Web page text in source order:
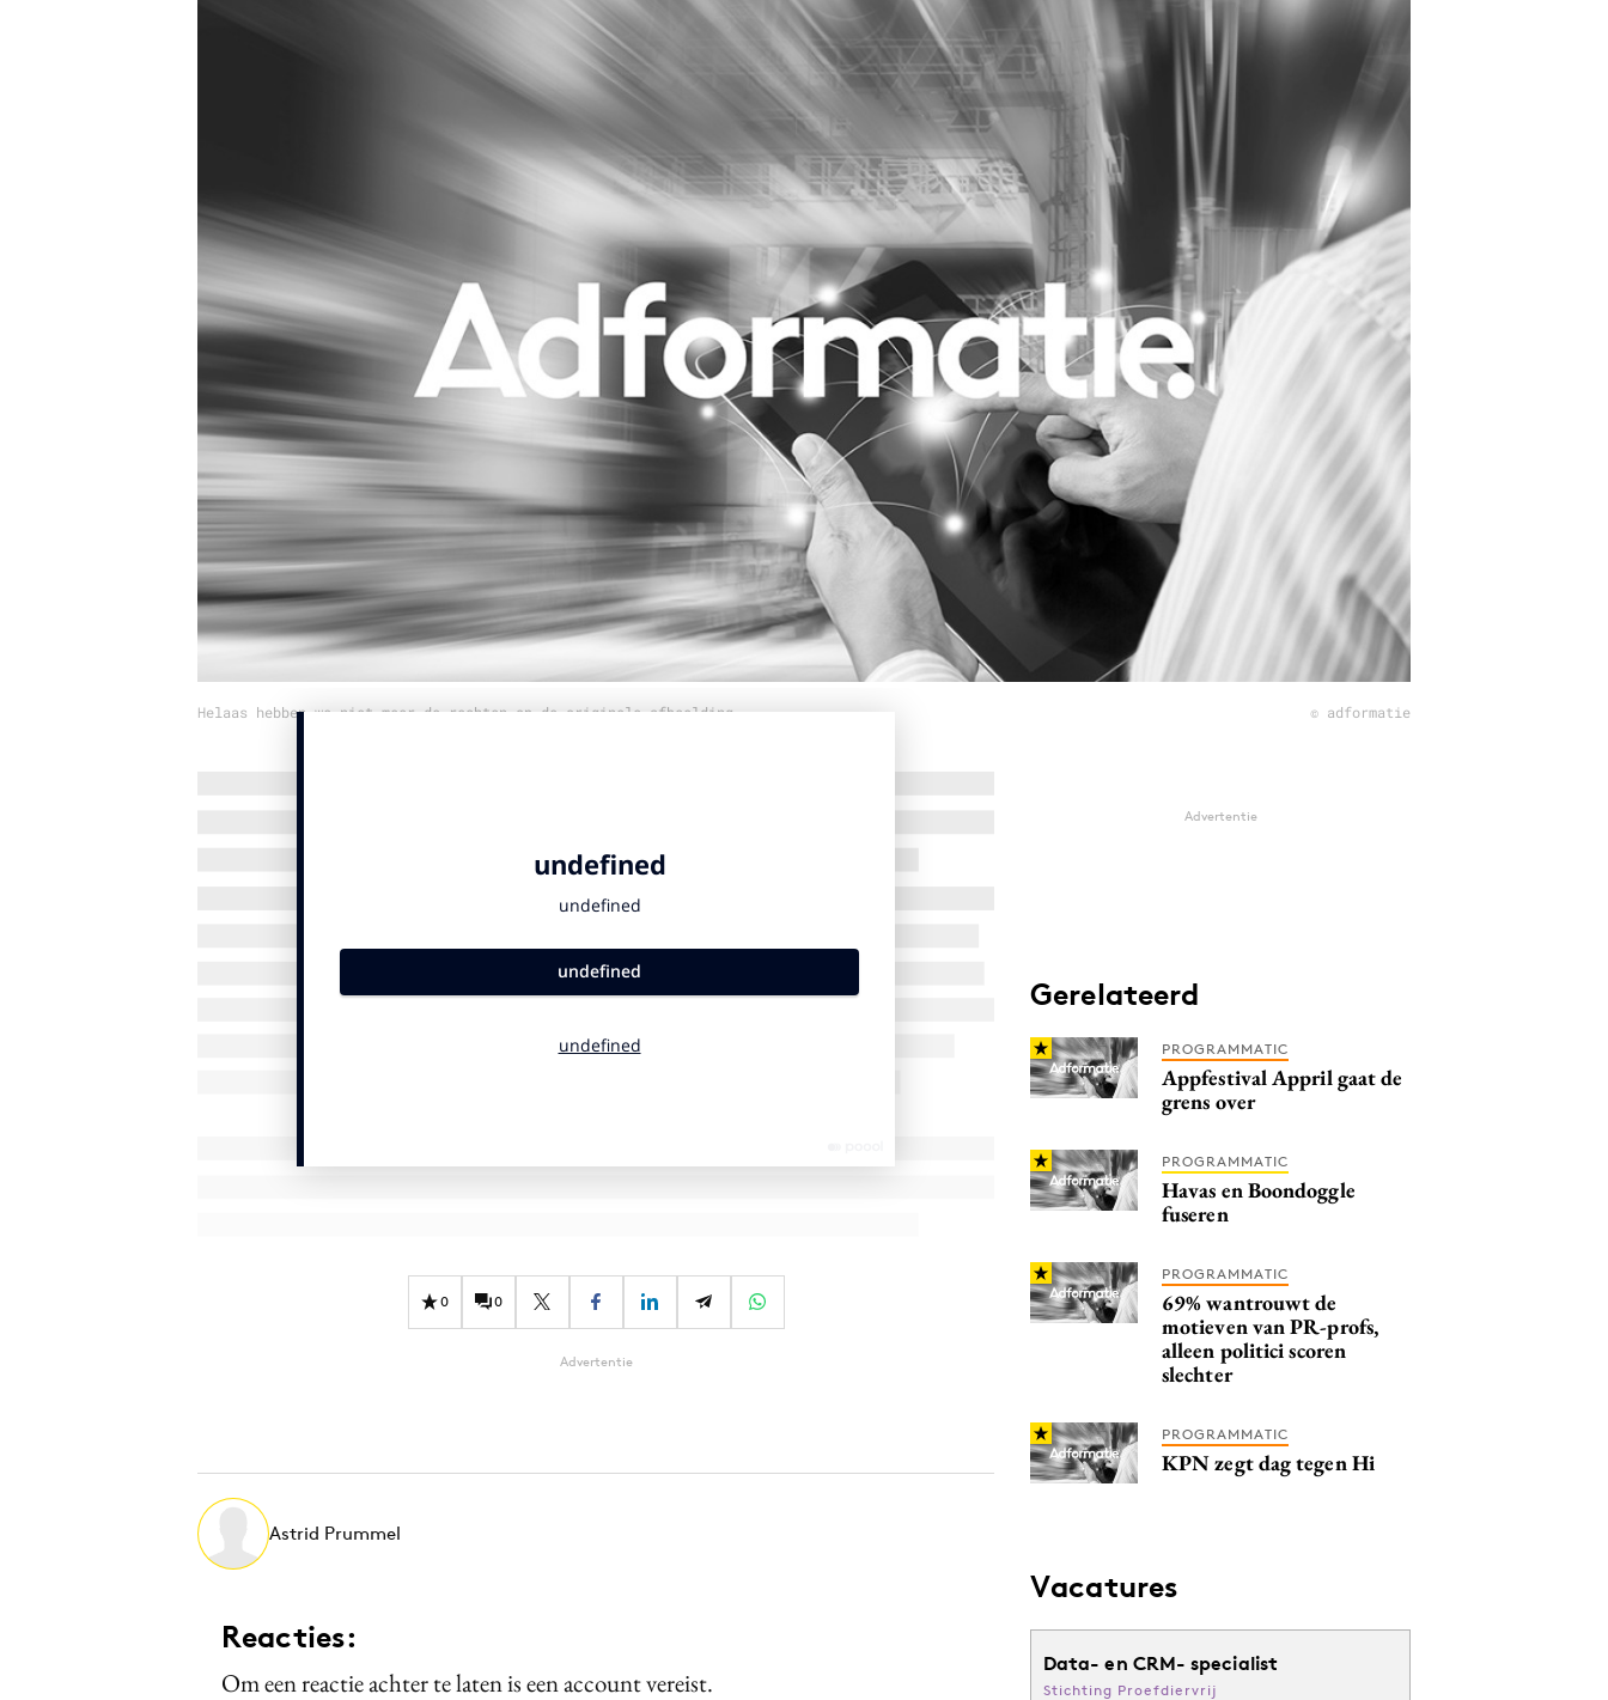
Influencer marketing
Interne communicatie
Purpose Marketing
Reputatie & crisis
Helaas hebben we niet meer de rechten op de originele afbeelding © adformatie
0 0
Advertentie
Astrid Prummel
Reacties:
Om een reactie achter te laten is een account vereist.
Advertentie
Gerelateerd
PROGRAMMATIC
Appfestival Appril gaat de
grens over
PROGRAMMATIC
Havas en Boondoggle
fuseren
PROGRAMMATIC
69% wantrouwt de
motieven van PR-profs,
alleen politici scoren
slechter
PROGRAMMATIC
KPN zegt dag tegen Hi
Vacatures
Data- en CRM- specialist
Stichting Proefdiervrij